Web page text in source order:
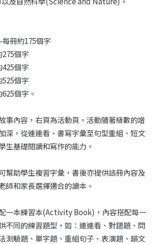
冊約175個字
個字
個字
個字
個字。
事內容，右頁為活動頁。活動隨著級數的增
深，從連連看、書寫字彙至句型重組、短文
生基礎閱讀和寫作的能力。
幫助學生複習字彙，書後亦提供該冊內容及
師和家長選擇適合的讀本。
一本練習本(Activity Book)，內容搭配每一
不同的練習題型，如：連連看、對錯題、問
測驗題、單字題、重組句子、表演題、韻文